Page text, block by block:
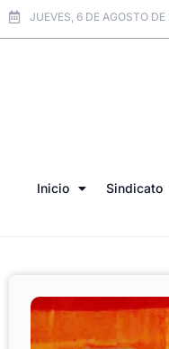
JUEVES, 6 DE AGOSTO
Inicio Sindicato